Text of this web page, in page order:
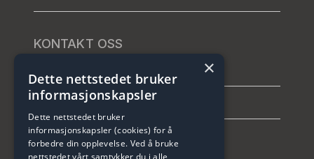
KONTAKT OSS
info@tblmedical.no
×
Dette nettstedet bruker
informasjonskapsler
Dette nettstedet bruker
informasjonskapsler (cookies) for å
forbedre din opplevelse. Ved å bruke
nettstedet vårt samtykker du i alle